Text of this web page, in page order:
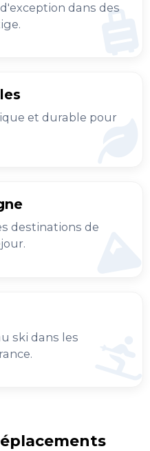
dans des
et durable pour
destinations de
ski dans les